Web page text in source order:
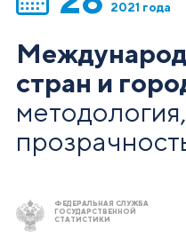
2021 года
стран и
ФЕДЕРАЛЬНАЯ СЛУЖБА
ГОСУДАРСТВЕННОЙ
СТАТИСТИКИ